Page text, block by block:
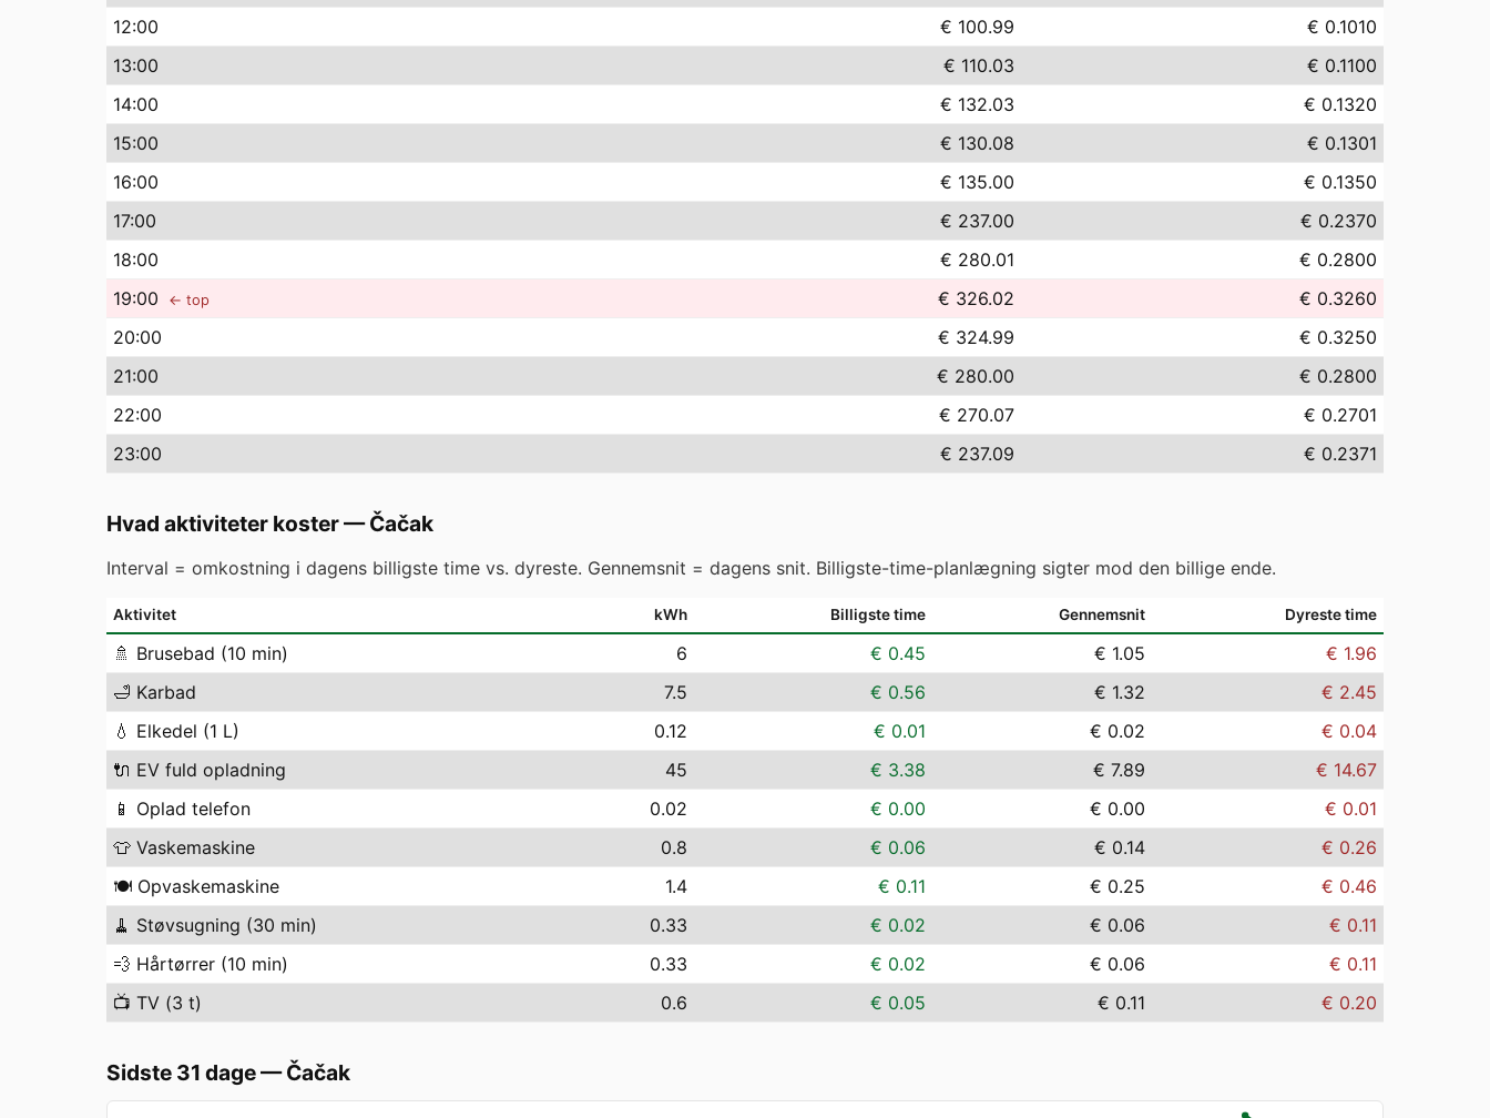
12:00 € 100.99
€ 0.1010
13:00 € 110.03
€ 0.1100
14:00 € 132.03
€ 0.1320
15:00 € 130.08
€ 0.1301
16:00 € 135.00
€ 0.1350
17:00 € 237.00
€ 0.2370
18:00 € 280.01
€ 0.2800
19:00 ← top € 326.02
€ 0.3260
20:00 € 324.99
€ 0.3250
21:00 € 280.00
€ 0.2800
22:00 € 270.07
€ 0.2701
23:00 € 237.09 € 0.2371
Hvad aktiviteter koster—Čačak
Interval = omkostning i dagens billigste time vs. dyreste. Gennemsnit = dagens snit. Billigste-time-planlægning sigter mod den billige ende.
Aktivitet kWh Billigste time Gennemsnit Dyreste time
🚿 Brusebad (10 min) 6 € 0.45 € 1.05
€ 1.96
🛁 Karbad 7.5 € 0.56 € 1.32
€ 2.45
💧 Elkedel (1 L) 0.12 € 0.01 € 0.02
€ 0.04
🔌 EV fuld opladning 45 € 3.38 € 7.89
€ 14.67
📱 Oplad telefon 0.02 € 0.00 € 0.00
€ 0.01
👕 Vaskemaskine 0.8 € 0.06 € 0.14
€ 0.26
🍽️ Opvaskemaskine 1.4 € 0.11 € 0.25
€ 0.46
🧹 Støvsugning (30 min) 0.33 € 0.02 € 0.06
€ 0.11
💨 Hårtørrer (10 min) 0.33 € 0.02 € 0.06
€ 0.11
📺 TV (3 t) 0.6 € 0.05 € 0.11 € 0.20
Sidste 31 dage—Čačak